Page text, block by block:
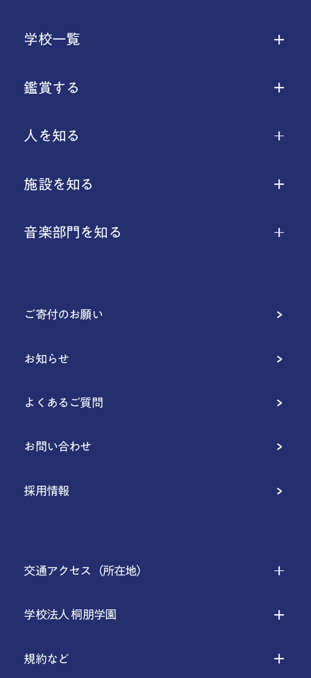
学校一覧
鑑賞する
人を知る
施設を知る
音楽部門を知る
ご寄付のお願い
お知らせ
よくあるご質問
お問い合わせ
採用情報
交通アクセス（所在地）
学校法人 桐朋学園
規約など